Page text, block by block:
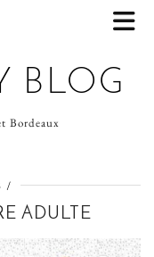
BLOG
Bordeaux
ADULTE